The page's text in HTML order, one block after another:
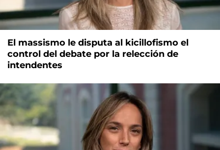
El massismo le disputa al kicillofismo el
control del debate por la relección de
intendentes